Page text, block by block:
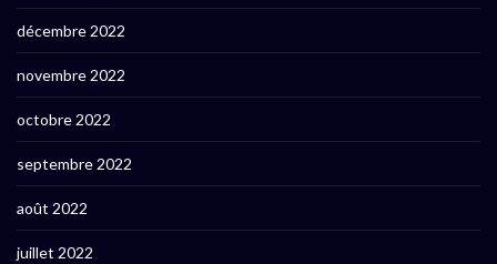
décembre 2022
novembre 2022
octobre 2022
septembre 2022
août 2022
juillet 2022